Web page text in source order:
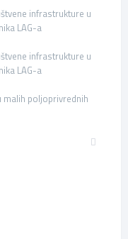
infrastrukture u
LAG-a
infrastrukture u
LAG-a
malih poljoprivrednih